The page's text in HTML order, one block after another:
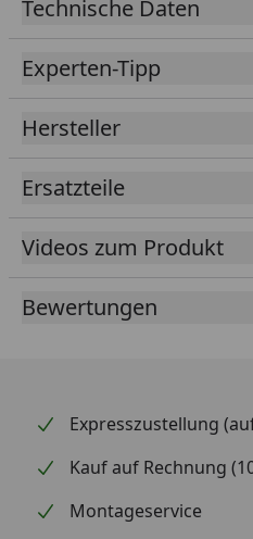
Sicherheitsabschaltung,
sollte nach 8000 Stunden
gewechselt werden. Dazu
erforderlich. Die
Bestellnummer ZF436-00
Technische Daten
Experten-Tipp
Hersteller
Ersatzteile
Videos zum Produkt
Bewertungen
Expresszustellung
Kauf auf Rechnung
Montageservice